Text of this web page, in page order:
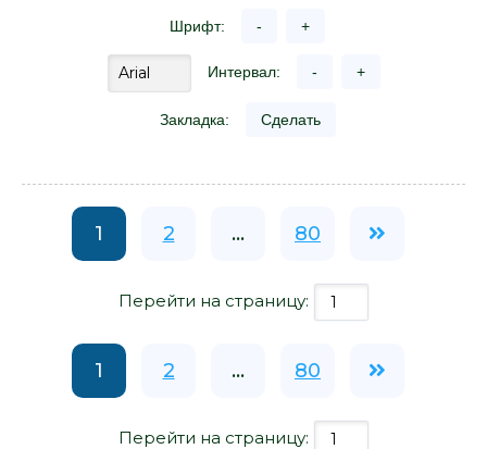
Шрифт: - +
Интервал: - +
Закладка: Сделать
1 2 ... 80
Перейти на страницу:
1 2 ... 80
Перейти на страницу: